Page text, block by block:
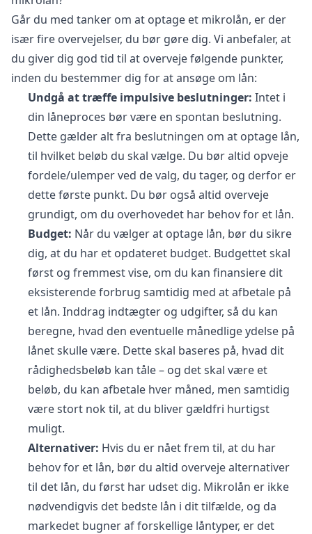
Går du med tanker om at optage et mikrolån, er der
især fire overvejelser, du bør gøre dig. Vi anbefaler, at
du giver dig god tid til at overveje følgende punkter,
inden du bestemmer dig for at ansøge om lån:
Undgå at træffe impulsive beslutninger: Intet i
din låneproces bør være en spontan beslutning.
Dette gælder alt fra beslutningen om at optage lån,
til hvilket beløb du skal vælge. Du bør altid opveje
fordele/ulemper ved de valg, du tager, og derfor er
dette første punkt. Du bør også altid overveje
grundigt, om du overhovedet har behov for et lån.
Budget: Når du vælger at optage lån, bør du sikre
dig, at du har et opdateret budget. Budgettet skal
først og fremmest vise, om du kan finansiere dit
eksisterende forbrug samtidig med at afbetale på
et lån. Inddrag indtægter og udgifter, så du kan
beregne, hvad den eventuelle månedlige ydelse på
lånet skulle være. Dette skal baseres på, hvad dit
rådighedsbeløb kan tåle – og det skal være et
beløb, du kan afbetale hver måned, men samtidig
være stort nok til, at du bliver gældfri hurtigst
muligt.
Alternativer: Hvis du er nået frem til, at du har
behov for et lån, bør du altid overveje alternativer
til det lån, du først har udset dig. Mikrolån er ikke
nødvendigvis det bedste lån i dit tilfælde, og da
markedet bugner af forskellige låntyper, er det